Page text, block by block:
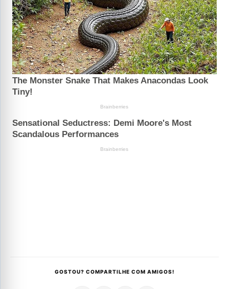
GOSTOU? COMPARTILHE COM AMIGOS!